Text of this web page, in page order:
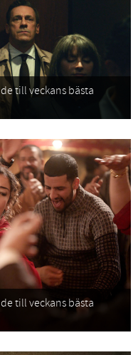
till veckans bästa
till veckans bästa